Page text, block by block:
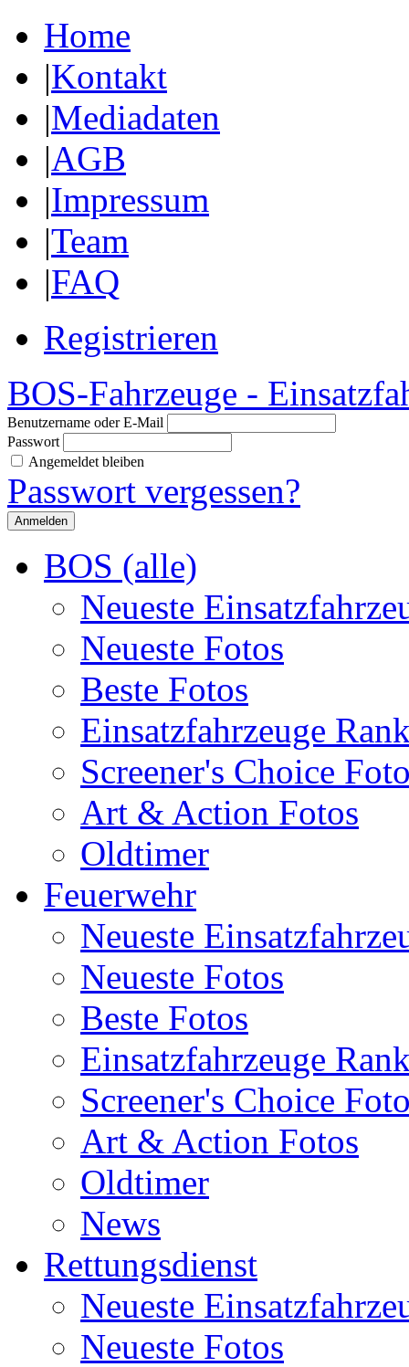
Home
|Kontakt
|Mediadaten
|AGB
|Impressum
|Team
|FAQ
Registrieren
BOS-Fahrzeuge -
Benutzername oder E-Mail
Passwort
Angemeldet bleiben
Passwort vergessen?
BOS (alle)
Neueste
Neueste Fotos
Beste Fotos
Einsatzfahrzeuge
Screener's Choice
Art & Action Fotos
Oldtimer
Feuerwehr
Neueste
Neueste Fotos
Beste Fotos
Einsatzfahrzeuge
Screener's Choice
Art & Action Fotos
Oldtimer
News
Rettungsdienst
Neueste
Neueste Fotos